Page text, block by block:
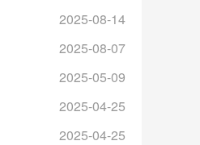
2025-08-14
2025-08-07
2025-05-09
2025-04-25
2025-04-25